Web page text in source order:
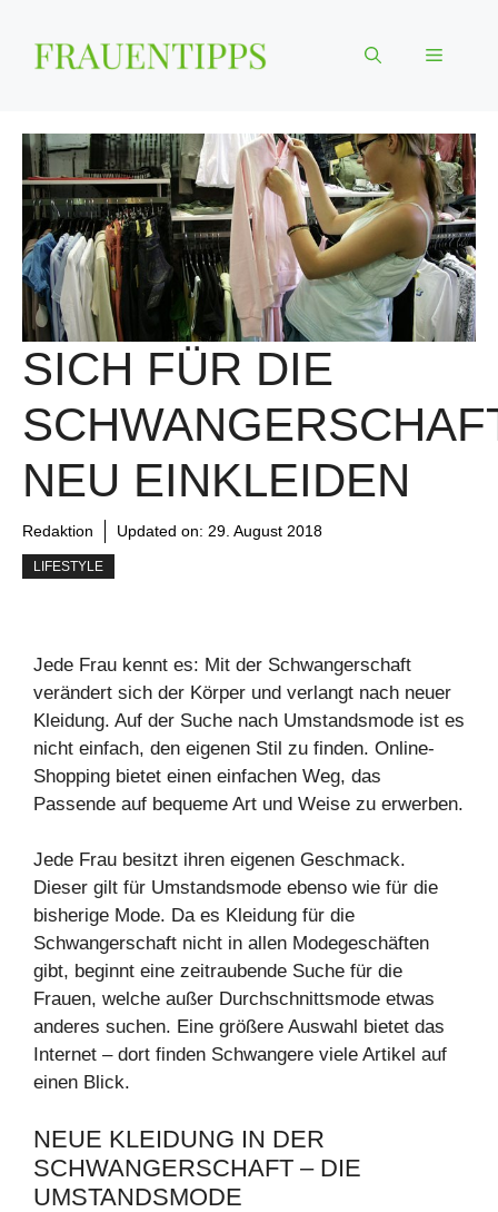
Inhalt
springen
Menü
SICH FÜR DIE
NEU EINKLEIDEN
Redaktion Updated on: 29. August 2018
LIFESTYLE
Jede Frau kennt es: Mit der Schwangerschaft
verändert sich der Körper und verlangt nach neuer
Kleidung. Auf der Suche nach Umstandsmode ist es
nicht einfach, den eigenen Stil zu finden. Online-
Shopping bietet einen einfachen Weg, das
Passende auf bequeme Art und Weise zu erwerben.
Jede Frau besitzt ihren eigenen Geschmack.
Dieser gilt für Umstandsmode ebenso wie für die
bisherige Mode. Da es Kleidung für die
Schwangerschaft nicht in allen Modegeschäften
gibt, beginnt eine zeitraubende Suche für die
Frauen, welche außer Durchschnittsmode etwas
anderes suchen. Eine größere Auswahl bietet das
Internet – dort finden Schwangere viele Artikel auf
einen Blick.
NEUE KLEIDUNG IN DER
SCHWANGERSCHAFT – DIE
UMSTANDSMODE